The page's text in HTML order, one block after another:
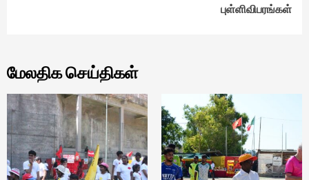
புள்ளிவிபரங்கள்
மேலதிக செய்திகள்